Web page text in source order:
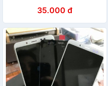
35.000 đ